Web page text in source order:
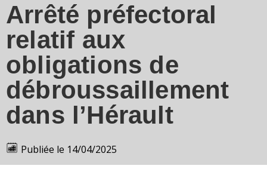
Arrêté préfectoral
relatif aux
obligations de
débroussaillement
dans l’Hérault
Publiée le 14/04/2025